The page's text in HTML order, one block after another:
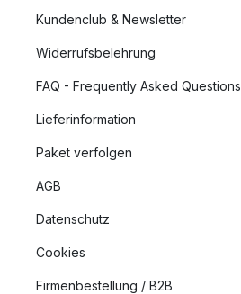
Kundenclub & Newsletter
Widerrufsbelehrung
FAQ - Frequently Asked Questions
Lieferinformation
Paket verfolgen
AGB
Datenschutz
Cookies
Firmenbestellung / B2B